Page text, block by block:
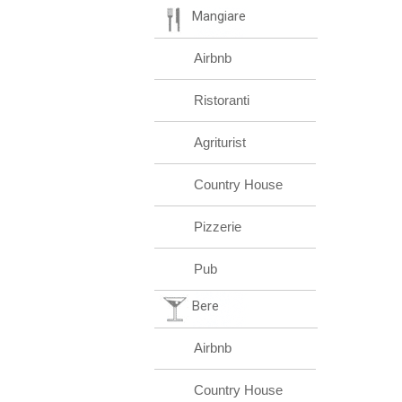
Mangiare
Airbnb
Ristoranti
Agriturist
Country House
Pizzerie
Pub
Bere
Airbnb
Country House